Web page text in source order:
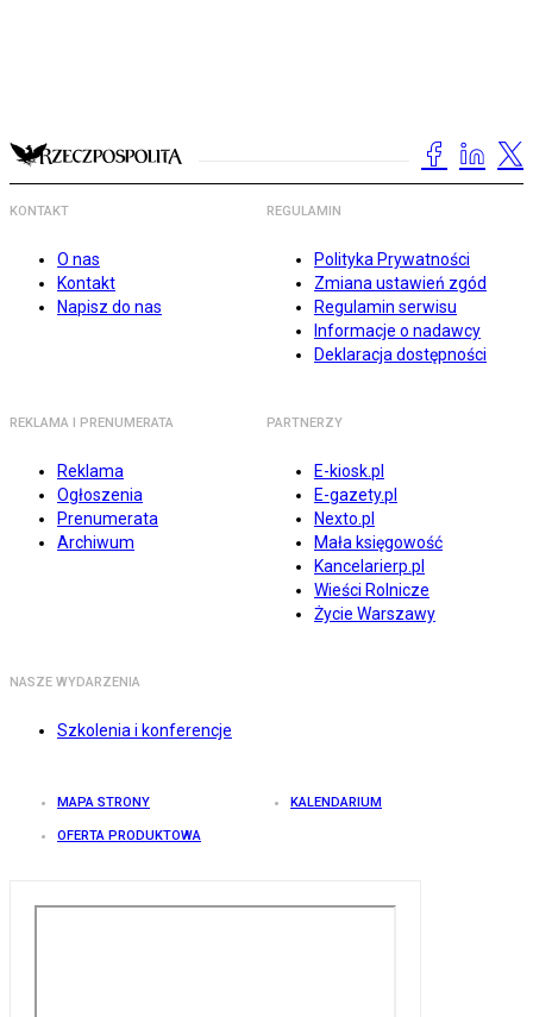
KONTAKT
O nas
Kontakt
Napisz do nas
REGULAMIN
Polityka Prywatności
Zmiana ustawień zgód
Regulamin serwisu
Informacje o nadawcy
Deklaracja dostępności
REKLAMA I PRENUMERATA
Reklama
Ogłoszenia
Prenumerata
Archiwum
PARTNERZY
E-kiosk.pl
E-gazety.pl
Nexto.pl
Mała księgowość
Kancelarierp.pl
Wieści Rolnicze
Życie Warszawy
NASZE WYDARZENIA
Szkolenia i konferencje
MAPA STRONY KALENDARIUM
OFERTA PRODUKTOWA